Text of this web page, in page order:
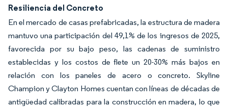
Resiliencia del Concreto
En el mercado de casas prefabricadas, la estructura de madera
mantuvo una participación del 49,1% de los ingresos de 2025,
favorecida por su bajo peso, las cadenas de suministro
establecidas y los costos de flete un 20-30% más bajos en
relación con los paneles de acero o concreto. Skyline
Champion y Clayton Homes cuentan con líneas de décadas de
antigüedad calibradas para la construcción en madera, lo que